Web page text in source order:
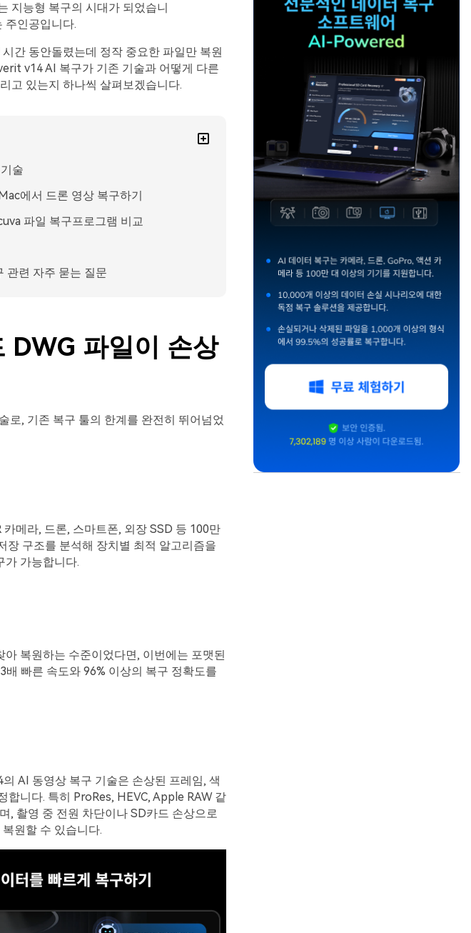
복구
New
지능형 복구의 시대가 되었습니
주인공입니다.
간 동안돌렸는데 정작 중요한 파일만 복원
v14 AI 복구가 기존 기술과 어떻게 다른
고 있는지 하나씩 살펴보겠습니다.
술
에서 드론 영상 복구하기
파일 복구프로그램 비교
관련 자주 묻는 질문
DWG 파일이 손상
로, 기존 복구 툴의 한계를 완전히 뛰어넘었
메라, 드론, 스마트폰, 외장 SSD 등 100만
장 구조를 분석해 장치별 최적 알고리즘을
가 가능합니다.
복원하는 수준이었다면, 이번에는 포맷된
빠른 속도와 96% 이상의 복구 정확도를
AI 동영상 복구 기술은 손상된 프레임, 색
니다. 특히 ProRes, HEVC, Apple RAW 같
, 촬영 중 전원 차단이나 SD카드 손상으로
원할 수 있습니다.